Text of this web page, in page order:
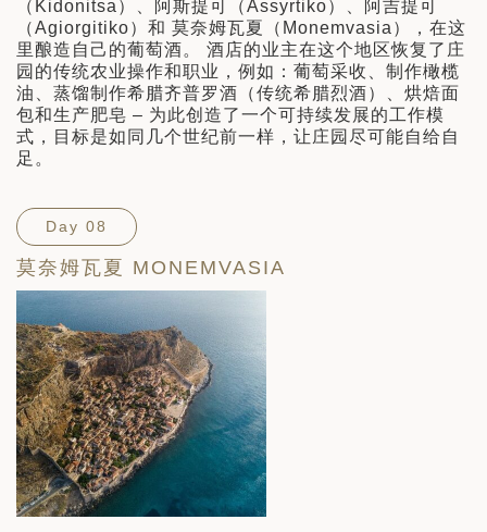
（Kidonitsa）、阿斯提可（Assyrtiko）、阿吉提可
（Agiorgitiko）和 莫奈姆瓦夏（Monemvasia），在这
里酿造自己的葡萄酒。 酒店的业主在这个地区恢复了庄
园的传统农业操作和职业，例如：葡萄采收、制作橄榄
油、蒸馏制作希腊齐普罗酒（传统希腊烈酒）、烘焙面
包和生产肥皂 – 为此创造了一个可持续发展的工作模
式，目标是如同几个世纪前一样，让庄园尽可能自给自
足。
Day 08
莫奈姆瓦夏 MONEMVASIA